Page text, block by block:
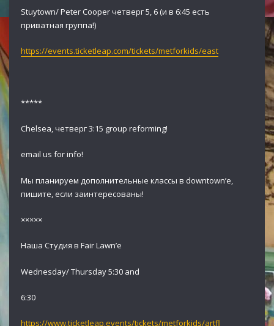
Stuytown/ Peter Cooper четверг 5, 6 (и в 6:45 есть
приватная группа!)
https://events.ticketleap.com/tickets/metforkids/east
*****
Chelsea, четверг 3:15 group reforming!
email us for info!
Мы планируем дополнительные классы в downtown’e,
пишите, если заинтересованы!
×××××
Наша Студия в Fair Lawn’e
Wednesday/ Thursday 5:30 and
6:30
https://www.ticketleap.events/tickets/metforkids/artfl